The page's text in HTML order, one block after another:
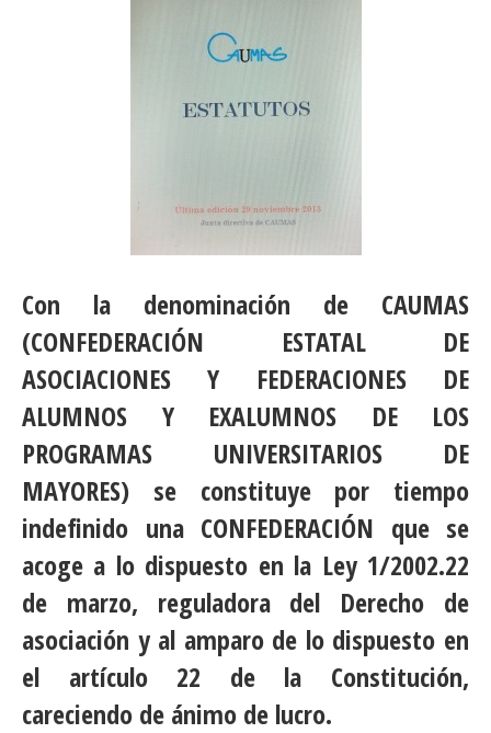
Con la denominación de CAUMAS
(CONFEDERACIÓN ESTATAL DE
ASOCIACIONES Y FEDERACIONES DE
ALUMNOS Y EXALUMNOS DE LOS
PROGRAMAS UNIVERSITARIOS DE
MAYORES) se constituye por tiempo
indefinido una CONFEDERACIÓN que se
acoge a lo dispuesto en la Ley 1/2002.22
de marzo, reguladora del Derecho de
asociación y al amparo de lo dispuesto en
el artículo 22 de la Constitución,
careciendo de ánimo de lucro.